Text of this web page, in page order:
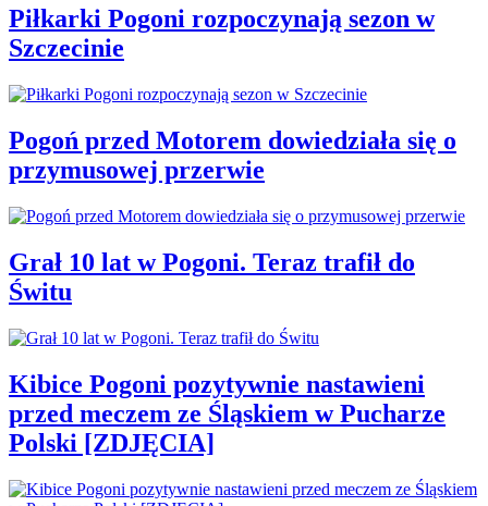
Piłkarki Pogoni rozpoczynają sezon w
Szczecinie
Pogoń przed Motorem dowiedziała się o
przymusowej przerwie
Grał 10 lat w Pogoni. Teraz trafił do
Świtu
Kibice Pogoni pozytywnie nastawieni
przed meczem ze Śląskiem w Pucharze
Polski [ZDJĘCIA]